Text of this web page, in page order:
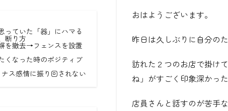
おはようございます。
昨日は久しぶりに自分の
訪れた２つのお店で掛け
ね」がすごく印象深かっ
店員さんと話すのが苦手
っていた「器」にハマる
断り方
を撤去→フェンスを設置
くなった時のポジティブ
ス感情に振り回されない